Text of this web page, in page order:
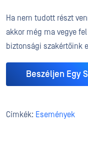
Ha nem tudott részt
akkor még ma vegye
biztonsági szakértőink
Beszéljen Egy
Címkék: Események